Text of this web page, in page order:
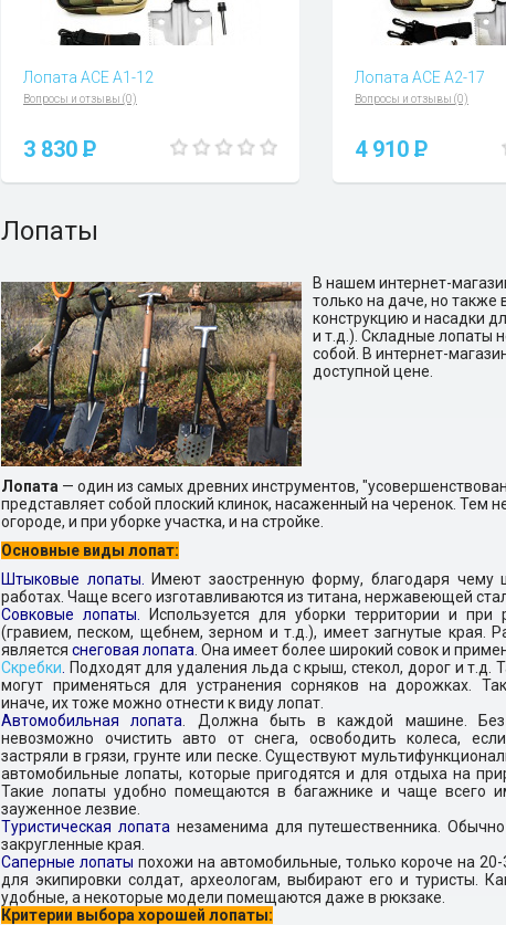
Лопата ACE A1-12
Вопросы и отзывы (0)
3 830 P
Лопата ACE A2-17
Вопросы и отзывы (0)
4 910 P
Лопаты
В нашем интернет-
только на даче, но также
конструкцию и насадки
и т.д.). Складные лопаты
собой. В интернет-
доступной цене.
Лопата — один из самых древних инструментов,
представляет собой плоский клинок, насаженный на черенок. Тем
огороде, и при уборке участка, и на стройке.
Основные виды лопат:
Штыковые лопаты.
Имеют заостренную форму, благодаря чему
работах. Чаще всего изготавливаются из титана, нержавеющей
Совковые лопаты.
Используется для уборки территории и
(гравием, песком, щебнем, зерном и т.д.), имеет загнутые края.
является снеговая лопата . Она имеет более широкий совок и
Скребки
Подходят для удаления льда с крыш, стекол, дорог и т.д.
могут применяться для устранения сорняков на дорожках.
иначе, их тоже можно отнести к виду лопат.
Автомобильная лопата . Должна быть в каждой машине.
невозможно очистить авто от снега, освободить колеса,
застряли в грязи, грунте или песке. Существуют
автомобильные лопаты, которые пригодятся и для отдыха на
Такие лопаты удобно помещаются в багажнике и чаще всего
зауженное лезвие.
Туристическая лопата незаменима для путешественника.
закругленные края.
Саперные лопаты похожи на автомобильные, только короче на
для экипировки солдат, археологам, выбирают его и туристы.
удобные, а некоторые модели помещаются даже в рюкзаке.
Критерии выбора хорошей лопаты: